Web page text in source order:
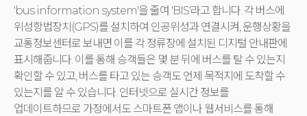
'bus information system'을 줄여 'BIS'라고 합니다. 각 버스에
위성항법장치(GPS)를 설치하여 인공위성과 연결시켜, 운행상황을
교통정보센터로 보내면 이를 각 정류장에 설치된 디지털 안내판에
표시해줍니다. 이를 통해 승객들은 몇 분 뒤에 버스를 탈 수 있는지
확인할 수 있고, 버스를 타고 있는 승객도 언제 목적지에 도착할 수
있는지를 알 수 있습니다. 인터넷으로 실시간 정보를
업데이트하므로 가정에서도 스마트폰 앱이나 웹서비스를 통해